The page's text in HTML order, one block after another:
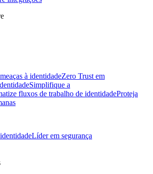
à identidadeZero Trust em
Simplifique a
fluxos de trabalho de identidadeProteja
Líder em segurança